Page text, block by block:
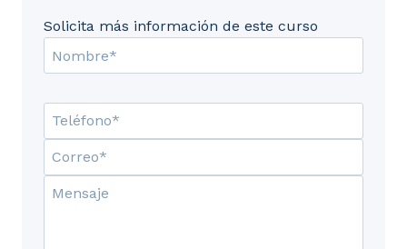
creatividad.
3.1. Mapa mental y conceptual.
3.2. Brainstorming.
3.3. Brainwritting.
3.4. SCAMPER.
Solicita más información de este curso